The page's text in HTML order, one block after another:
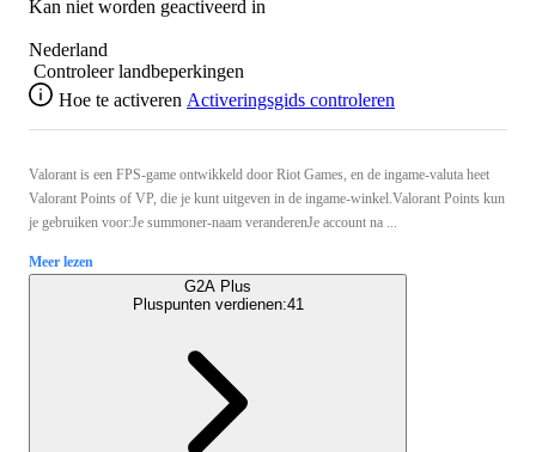
Kan niet worden geactiveerd in
Nederland
Controleer landbeperkingen
Hoe te activeren Activeringsgids controleren
Valorant is een FPS-game ontwikkeld door Riot Games, en de ingame-valuta heet
Valorant Points of VP, die je kunt uitgeven in de ingame-winkel.Valorant Points kun
je gebruiken voor:Je summoner-naam veranderenJe account na ...
Meer lezen
G2A Plus
Pluspunten verdienen:41